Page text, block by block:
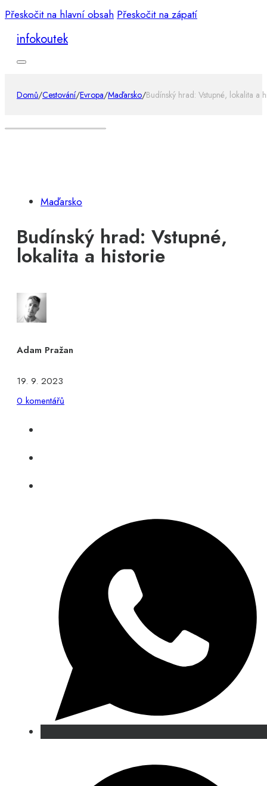
Přeskočit na hlavní obsah Přeskočit na zápatí
infokoutek
Domů/Cestování/Evropa/Maďarsko/Budínský hrad: Vstupné, lokalita a
Maďarsko
Budínský hrad: Vstupné,
lokalita a historie
Adam Pražan
19. 9. 2023
0 komentářů